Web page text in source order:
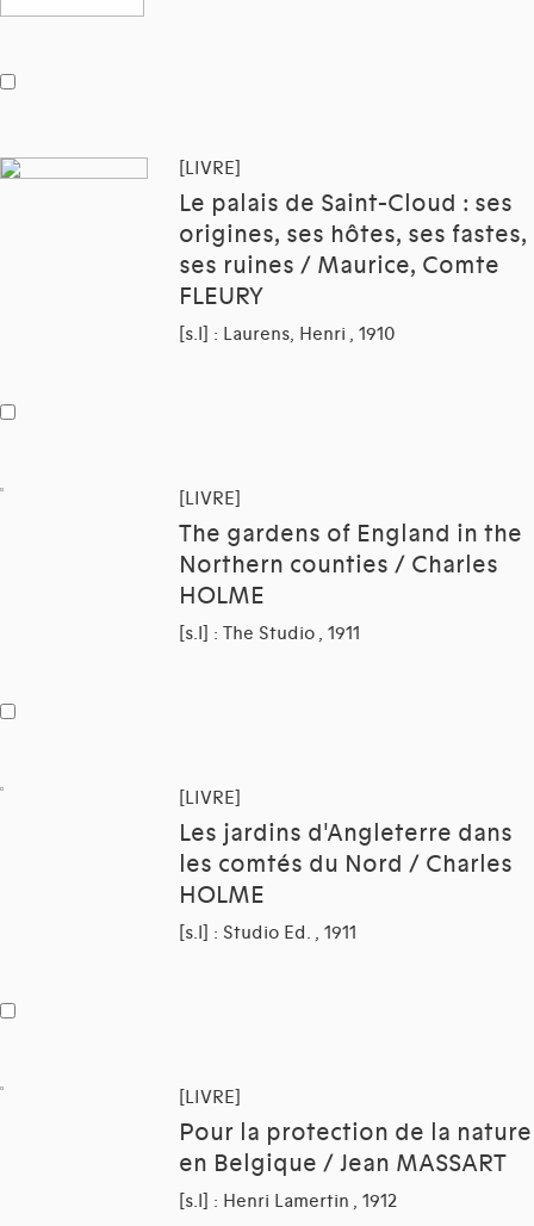
[LIVRE]
Le palais de Saint-Cloud : ses
origines, ses hôtes, ses fastes,
ses ruines / Maurice, Comte
FLEURY
[s.l] : Laurens, Henri , 1910
[LIVRE]
The gardens of England in the
Northern counties / Charles
HOLME
[s.l] : The Studio , 1911
[LIVRE]
Les jardins d'Angleterre dans
les comtés du Nord / Charles
HOLME
[s.l] : Studio Ed. , 1911
[LIVRE]
Pour la protection de la nature
en Belgique / Jean MASSART
[s.l] : Henri Lamertin , 1912